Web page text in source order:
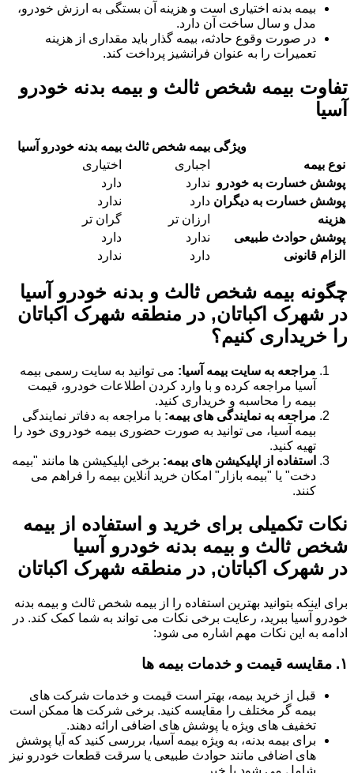
بیمه بدنه اختیاری است و هزینه آن بستگی به ارزش خودرو،
مدل و سال ساخت آن دارد.
در صورت وقوع حادثه، بیمه گذار باید مقداری از هزینه
تعمیرات را به عنوان فرانشیز پرداخت کند.
تفاوت بیمه شخص ثالث و بیمه بدنه خودرو
آسیا
ویژگی بیمه شخص ثالث بیمه بدنه خودرو آسیا
نوع بیمه
اجباری
اختیاری
پوشش خسارت به خودرو ندارد
دارد
پوشش خسارت به دیگران دارد
ندارد
هزینه
ارزان تر
گران تر
پوشش حوادث طبیعی
ندارد
دارد
الزام قانونی
دارد ندارد
چگونه بیمه شخص ثالث و بدنه خودرو آسیا
در شهرک اکباتان, در منطقه شهرک اکباتان
را خریداری کنیم؟
مراجعه به سایت بیمه آسیا: می توانید به سایت رسمی بیمه
آسیا مراجعه کرده و با وارد کردن اطلاعات خودرو، قیمت
بیمه را محاسبه و خریداری کنید.
مراجعه به نمایندگی های بیمه: با مراجعه به دفاتر نمایندگی
بیمه آسیا، می توانید به صورت حضوری بیمه خودروی خود را
تهیه کنید.
استفاده از اپلیکیشن های بیمه: برخی اپلیکیشن ها مانند "بیمه
دخت" یا "بیمه بازار" امکان خرید آنلاین بیمه را فراهم می
کنند.
نکات تکمیلی برای خرید و استفاده از بیمه
شخص ثالث و بیمه بدنه خودرو آسیا
در شهرک اکباتان, در منطقه شهرک اکباتان
برای اینکه بتوانید بهترین استفاده را از بیمه شخص ثالث و بیمه بدنه
خودرو آسیا ببرید، رعایت برخی نکات می تواند به شما کمک کند. در
ادامه به این نکات مهم اشاره می شود:
۱. مقایسه قیمت و خدمات بیمه ها
قبل از خرید بیمه، بهتر است قیمت و خدمات شرکت های
بیمه گر مختلف را مقایسه کنید. برخی شرکت ها ممکن است
تخفیف های ویژه یا پوشش های اضافی ارائه دهند.
برای بیمه بدنه، به ویژه بیمه آسیا، بررسی کنید که آیا پوشش
های اضافی مانند حوادث طبیعی یا سرقت قطعات خودرو نیز
شامل می شود یا خیر.